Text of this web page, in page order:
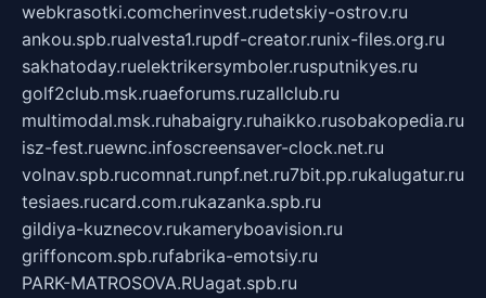
webkrasotki.comcherinvest.rudetskiy-ostrov.ru
ankou.spb.rualvesta1.rupdf-creator.runix-files.org.ru
sakhatoday.ruelektrikersymboler.rusputnikyes.ru
golf2club.msk.ruaeforums.ruzallclub.ru
multimodal.msk.ruhabaigry.ruhaikko.rusobakopedia.ru
isz-fest.ruewnc.infoscreensaver-clock.net.ru
volnav.spb.rucomnat.runpf.net.ru7bit.pp.rukalugatur.ru
tesiaes.rucard.com.rukazanka.spb.ru
gildiya-kuznecov.rukameryboavision.ru
griffoncom.spb.rufabrika-emotsiy.ru
PARK-MATROSOVA.RUagat.spb.ru